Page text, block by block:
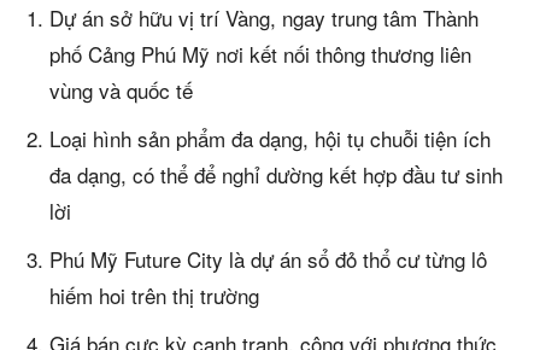
Dự án sở hữu vị trí Vàng, ngay trung tâm Thành
phố Cảng Phú Mỹ nơi kết nối thông thương liên
vùng và quốc tế
Loại hình sản phẩm đa dạng, hội tụ chuỗi tiện ích
đa dạng, có thể để nghỉ dường kết hợp đầu tư sinh
lời
Phú Mỹ Future City là dự án sổ đỏ thổ cư từng lô
hiếm hoi trên thị trường
Giá bán cực kỳ cạnh tranh, công với phương thức